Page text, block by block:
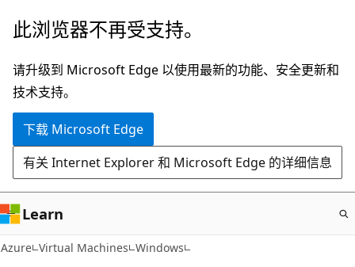
跳
主
要
内
此浏览器不再受支持。
请升级到 Microsoft Edge 以使用最新的功能、安全更新和
技术支持。
下载 Microsoft Edge
有关 Internet Explorer 和 Microsoft Edge 的详细信息
Learn
Azure Virtual Machines Windows